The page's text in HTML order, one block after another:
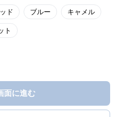
ド ブルー キャメル
ト
面に進む